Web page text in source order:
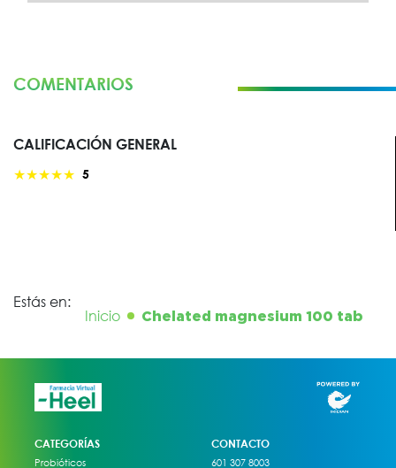
COMENTARIOS
CALIFICACIÓN GENERAL
★★★★★ 5
Estás en:
Inicio
Chelated magnesium 100 tab
CATEGORÍAS
Probióticos
CONTACTO
601 307 8003